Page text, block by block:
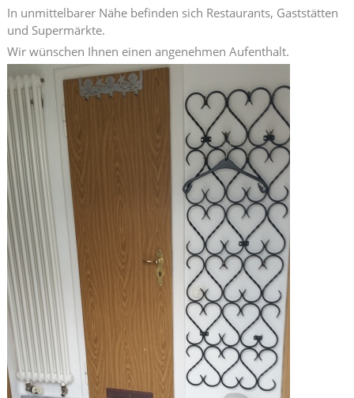
In unmittelbarer Nähe befinden sich Restaurants, Gaststätten
und Supermärkte.
Wir wünschen Ihnen einen angenehmen Aufenthalt.